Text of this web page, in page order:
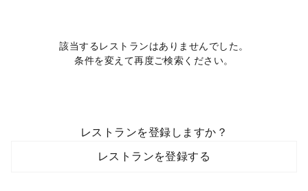
該当するレストランはありませんでした。
条件を変えて再度ご検索ください。
レストランを登録しますか？
レストランを登録する